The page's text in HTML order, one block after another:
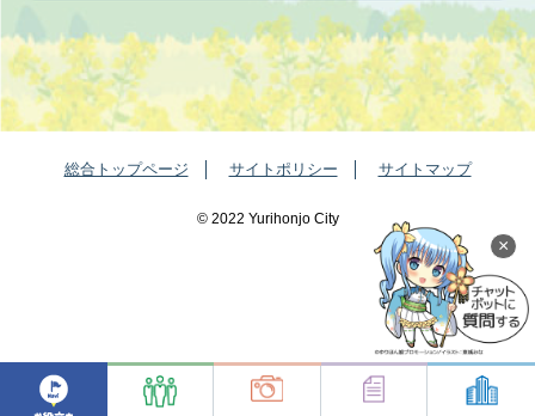
×
総合トップページ サイトポリシー サイトマップ
©️ 2022 Yurihonjo City